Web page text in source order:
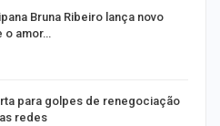
Bruna Ribeiro lança novo
o amor…
para golpes de renegociação
redes